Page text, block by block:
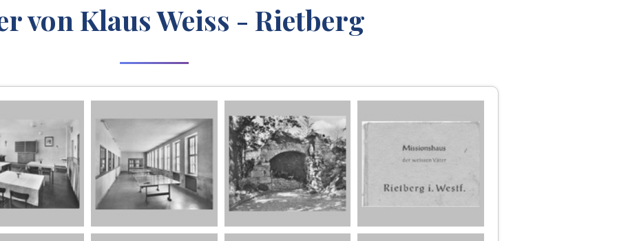
von Klaus Weiss - Rietberg